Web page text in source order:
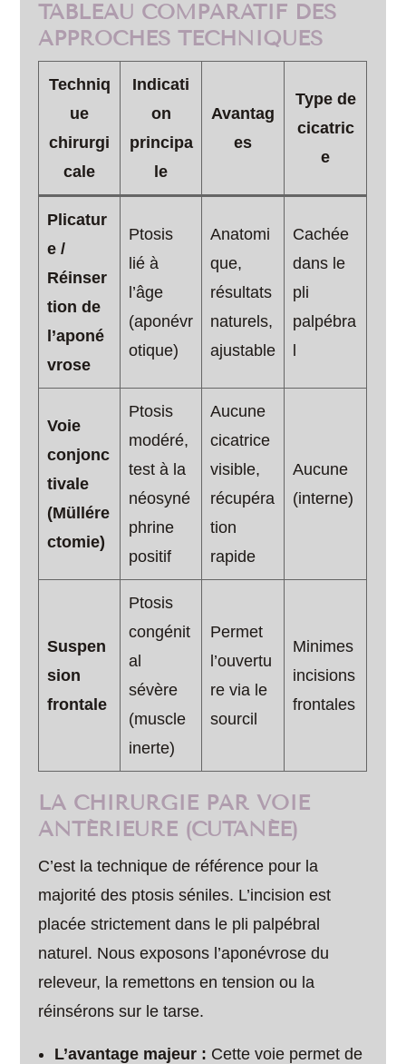
TABLEAU COMPARATIF DES
APPROCHES TECHNIQUES
Techniq
ue
chirurgi
cale
Indicati
on
principa
le
Avantag
es
Type de
cicatric
e
Plicatur
e /
Réinser
tion de
l’aponé
vrose
Ptosis
lié à
l’âge
(aponévr
otique)
Anatomi
que,
résultats
naturels,
ajustable
Cachée
dans le
pli
palpébra
Voie
conjonc
tivale
(Müllére
ctomie)
Ptosis
modéré,
test à la
néosyné
phrine
positif
Aucune
cicatrice
visible,
récupéra
tion
rapide
Aucune
(interne)
Suspen
sion
frontale
Ptosis
congénit
al
sévère
(muscle
inerte)
Permet
l’ouvertu
re via le
sourcil
Minimes
incisions
frontales
LA CHIRURGIE PAR VOIE
ANTÉRIEURE (CUTANÉE)
C’est la technique de référence pour la
majorité des ptosis séniles. L’incision est
placée strictement dans le pli palpébral
naturel. Nous exposons l’aponévrose du
releveur, la remettons en tension ou la
réinsérons sur le tarse.
L’avantage majeur : Cette voie permet de